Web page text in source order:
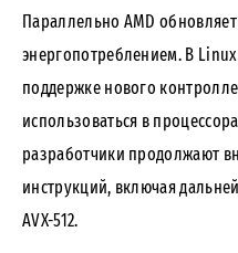
Параллельно AMD
энергопотреблением. В
поддержке нового
использоваться в
разработчики продолжают
инструкций, включая
AVX-512.